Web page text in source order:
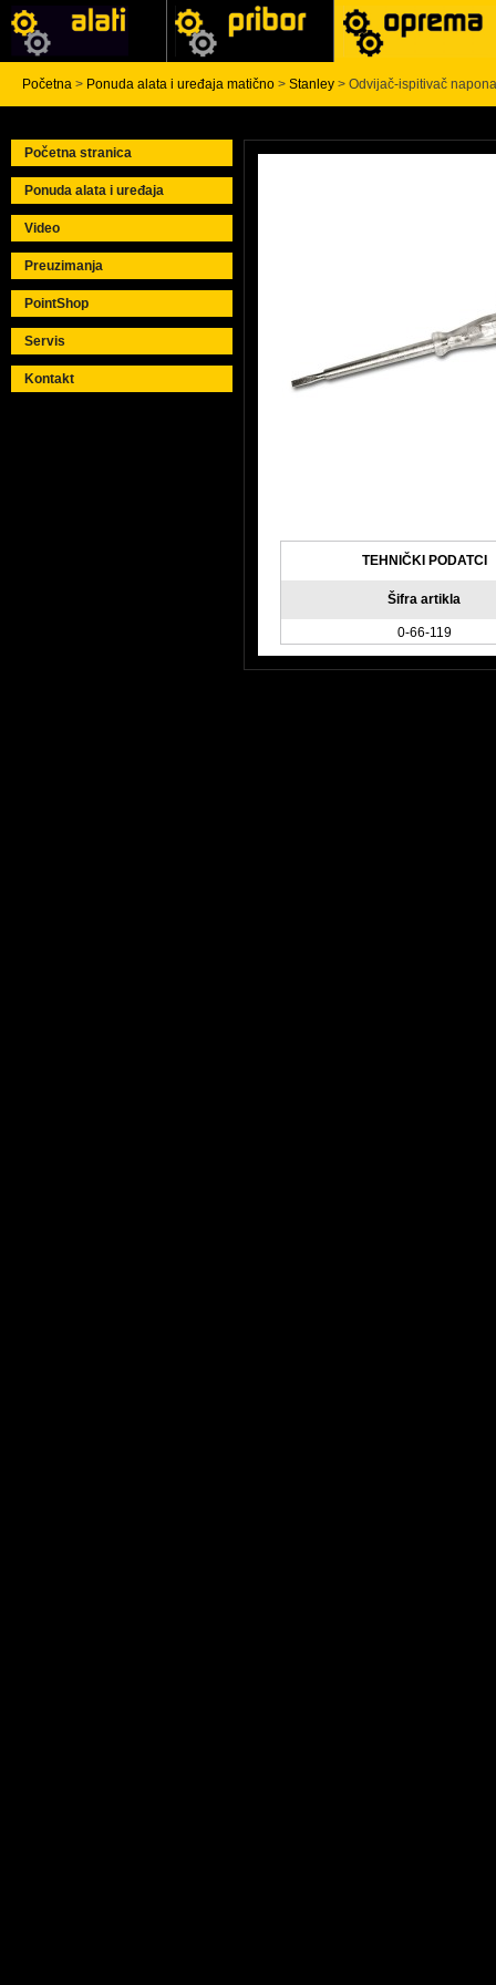
Početna > Ponuda alata i uređaja matično > Stanley > Odvijač-ispitivač
Početna stranica
Ponuda alata i uređaja
Video
Preuzimanja
PointShop
Servis
Kontakt
TEHNIČKI PODATCI
Šifra artikla
0-66-119